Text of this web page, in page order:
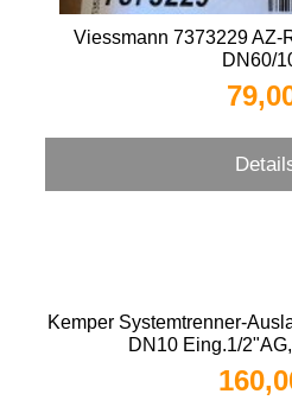
Viessmann 7373229 AZ-
DN60/
79,00
Kemper Systemtrenner-
DN10 Eing.1/
160,00